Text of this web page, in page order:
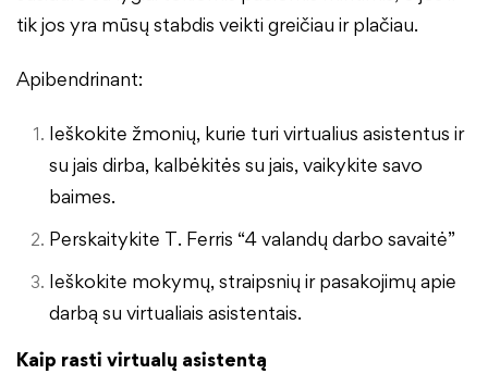
tik jos yra mūsų stabdis veikti greičiau ir plačiau.
Apibendrinant:
Ieškokite žmonių, kurie turi virtualius asistentus ir
su jais dirba, kalbėkitės su jais, vaikykite savo
baimes.
Perskaitykite T. Ferris “4 valandų darbo savaitė”
Ieškokite mokymų, straipsnių ir pasakojimų apie
darbą su virtualiais asistentais.
Kaip rasti virtualų asistentą